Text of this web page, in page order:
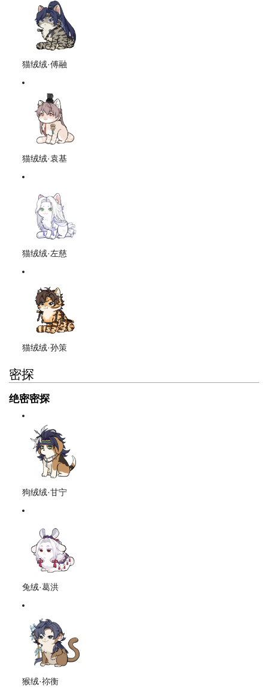
猫绒绒·傅融
猫绒绒·袁基
猫绒绒·左慈
猫绒绒·孙策
密探
绝密密探
狗绒绒·甘宁
兔绒·葛洪
猴绒·祢衡